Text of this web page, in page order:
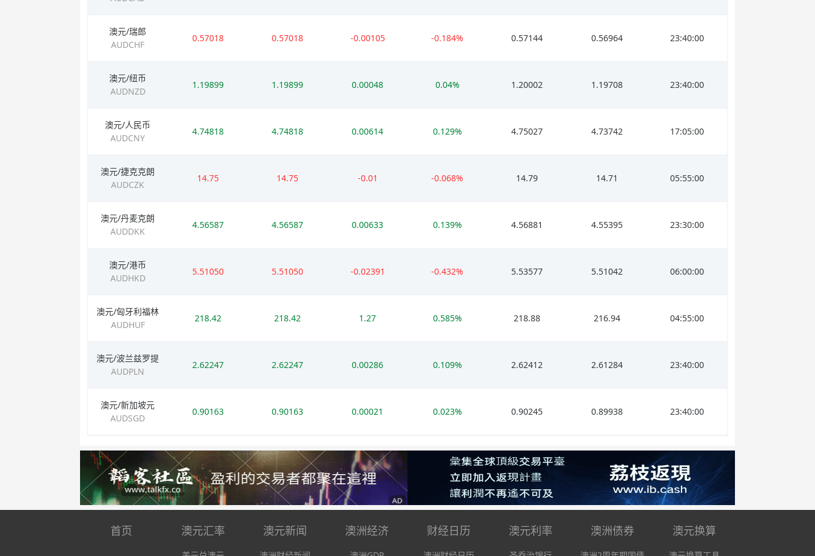
澳元/瑞郎
AUDCHF
0.57018 0.57018 -0.00105 -0.184% 0.57144 0.56964 23:40:00
澳元/纽币
AUDNZD
1.19899 1.19899 0.00048 0.04% 1.20002 1.19708 23:40:00
澳元/人民币
AUDCNY
4.74818 4.74818 0.00614 0.129% 4.75027 4.73742 17:05:00
澳元/捷克克朗
AUDCZK
14.75 14.75 -0.01 -0.068% 14.79 14.71 05:55:00
澳元/丹麦克朗
AUDDKK
4.56587 4.56587 0.00633 0.139% 4.56881 4.55395 23:30:00
澳元/港币
AUDHKD
5.51050 5.51050 -0.02391 -0.432% 5.53577 5.51042 06:00:00
澳元/匈牙利福林
AUDHUF
218.42 218.42 1.27 0.585% 218.88 216.94 04:55:00
澳元/波兰兹罗提
AUDPLN
2.62247 2.62247 0.00286 0.109% 2.62412 2.61284 23:40:00
澳元/新加坡元
AUDSGD
0.90163 0.90163 0.00021 0.023% 0.90245 0.89938 23:40:00
首页 澳元汇率 澳元新闻 澳洲经济 财经日历 澳元利率 澳洲债券 澳元换算